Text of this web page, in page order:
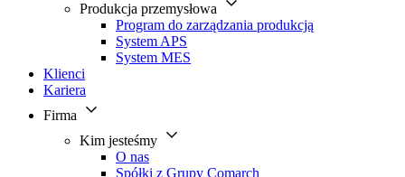
Produkcja przemysłowa
Program do zarządzania produkcją
System APS
System MES
Klienci
Kariera
Firma
Kim jesteśmy
O nas
Spółki z Grupy Comarch